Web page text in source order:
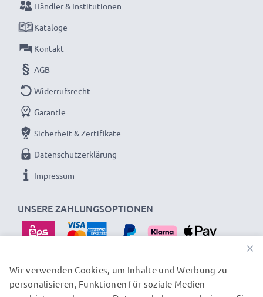
UNSERE ZAHLUNGSOPTIONEN
Händler & Institutionen
Kataloge
Kontakt
AGB
Widerrufsrecht
Garantie
Sicherheit & Zertifikate
Datenschutzerklärung
Impressum
UNSERE VERSANDPARTNER
×
Wir verwenden Cookies, um Inhalte und Werbung zu
personalisieren, Funktionen für soziale Medien